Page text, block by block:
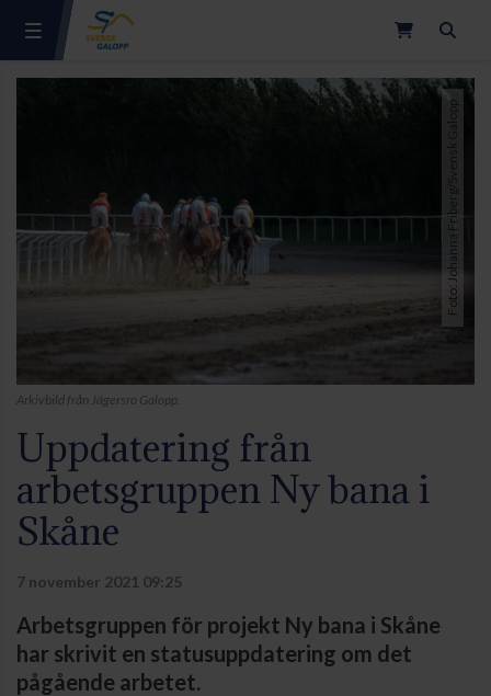
Foto: Johanna Friberg/Svensk Galopp
Arkivbild från Jägersro Galopp.
Uppdatering från
arbetsgruppen Ny bana i
Skåne
7 november 2021 09:25
Arbetsgruppen för projekt Ny bana i Skåne
har skrivit en statusuppdatering om det
pågående arbetet.